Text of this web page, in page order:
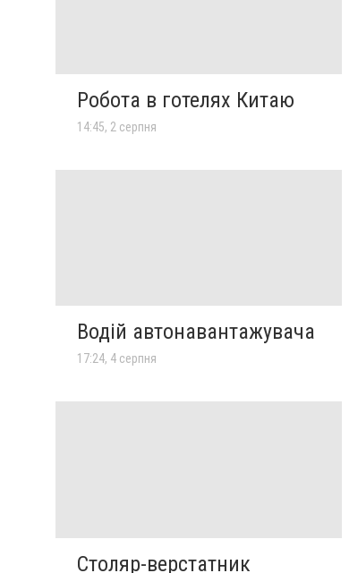
Робота в готелях Китаю
14:45, 2 серпня
Водій автонавантажувача
17:24, 4 серпня
Столяр-верстатник